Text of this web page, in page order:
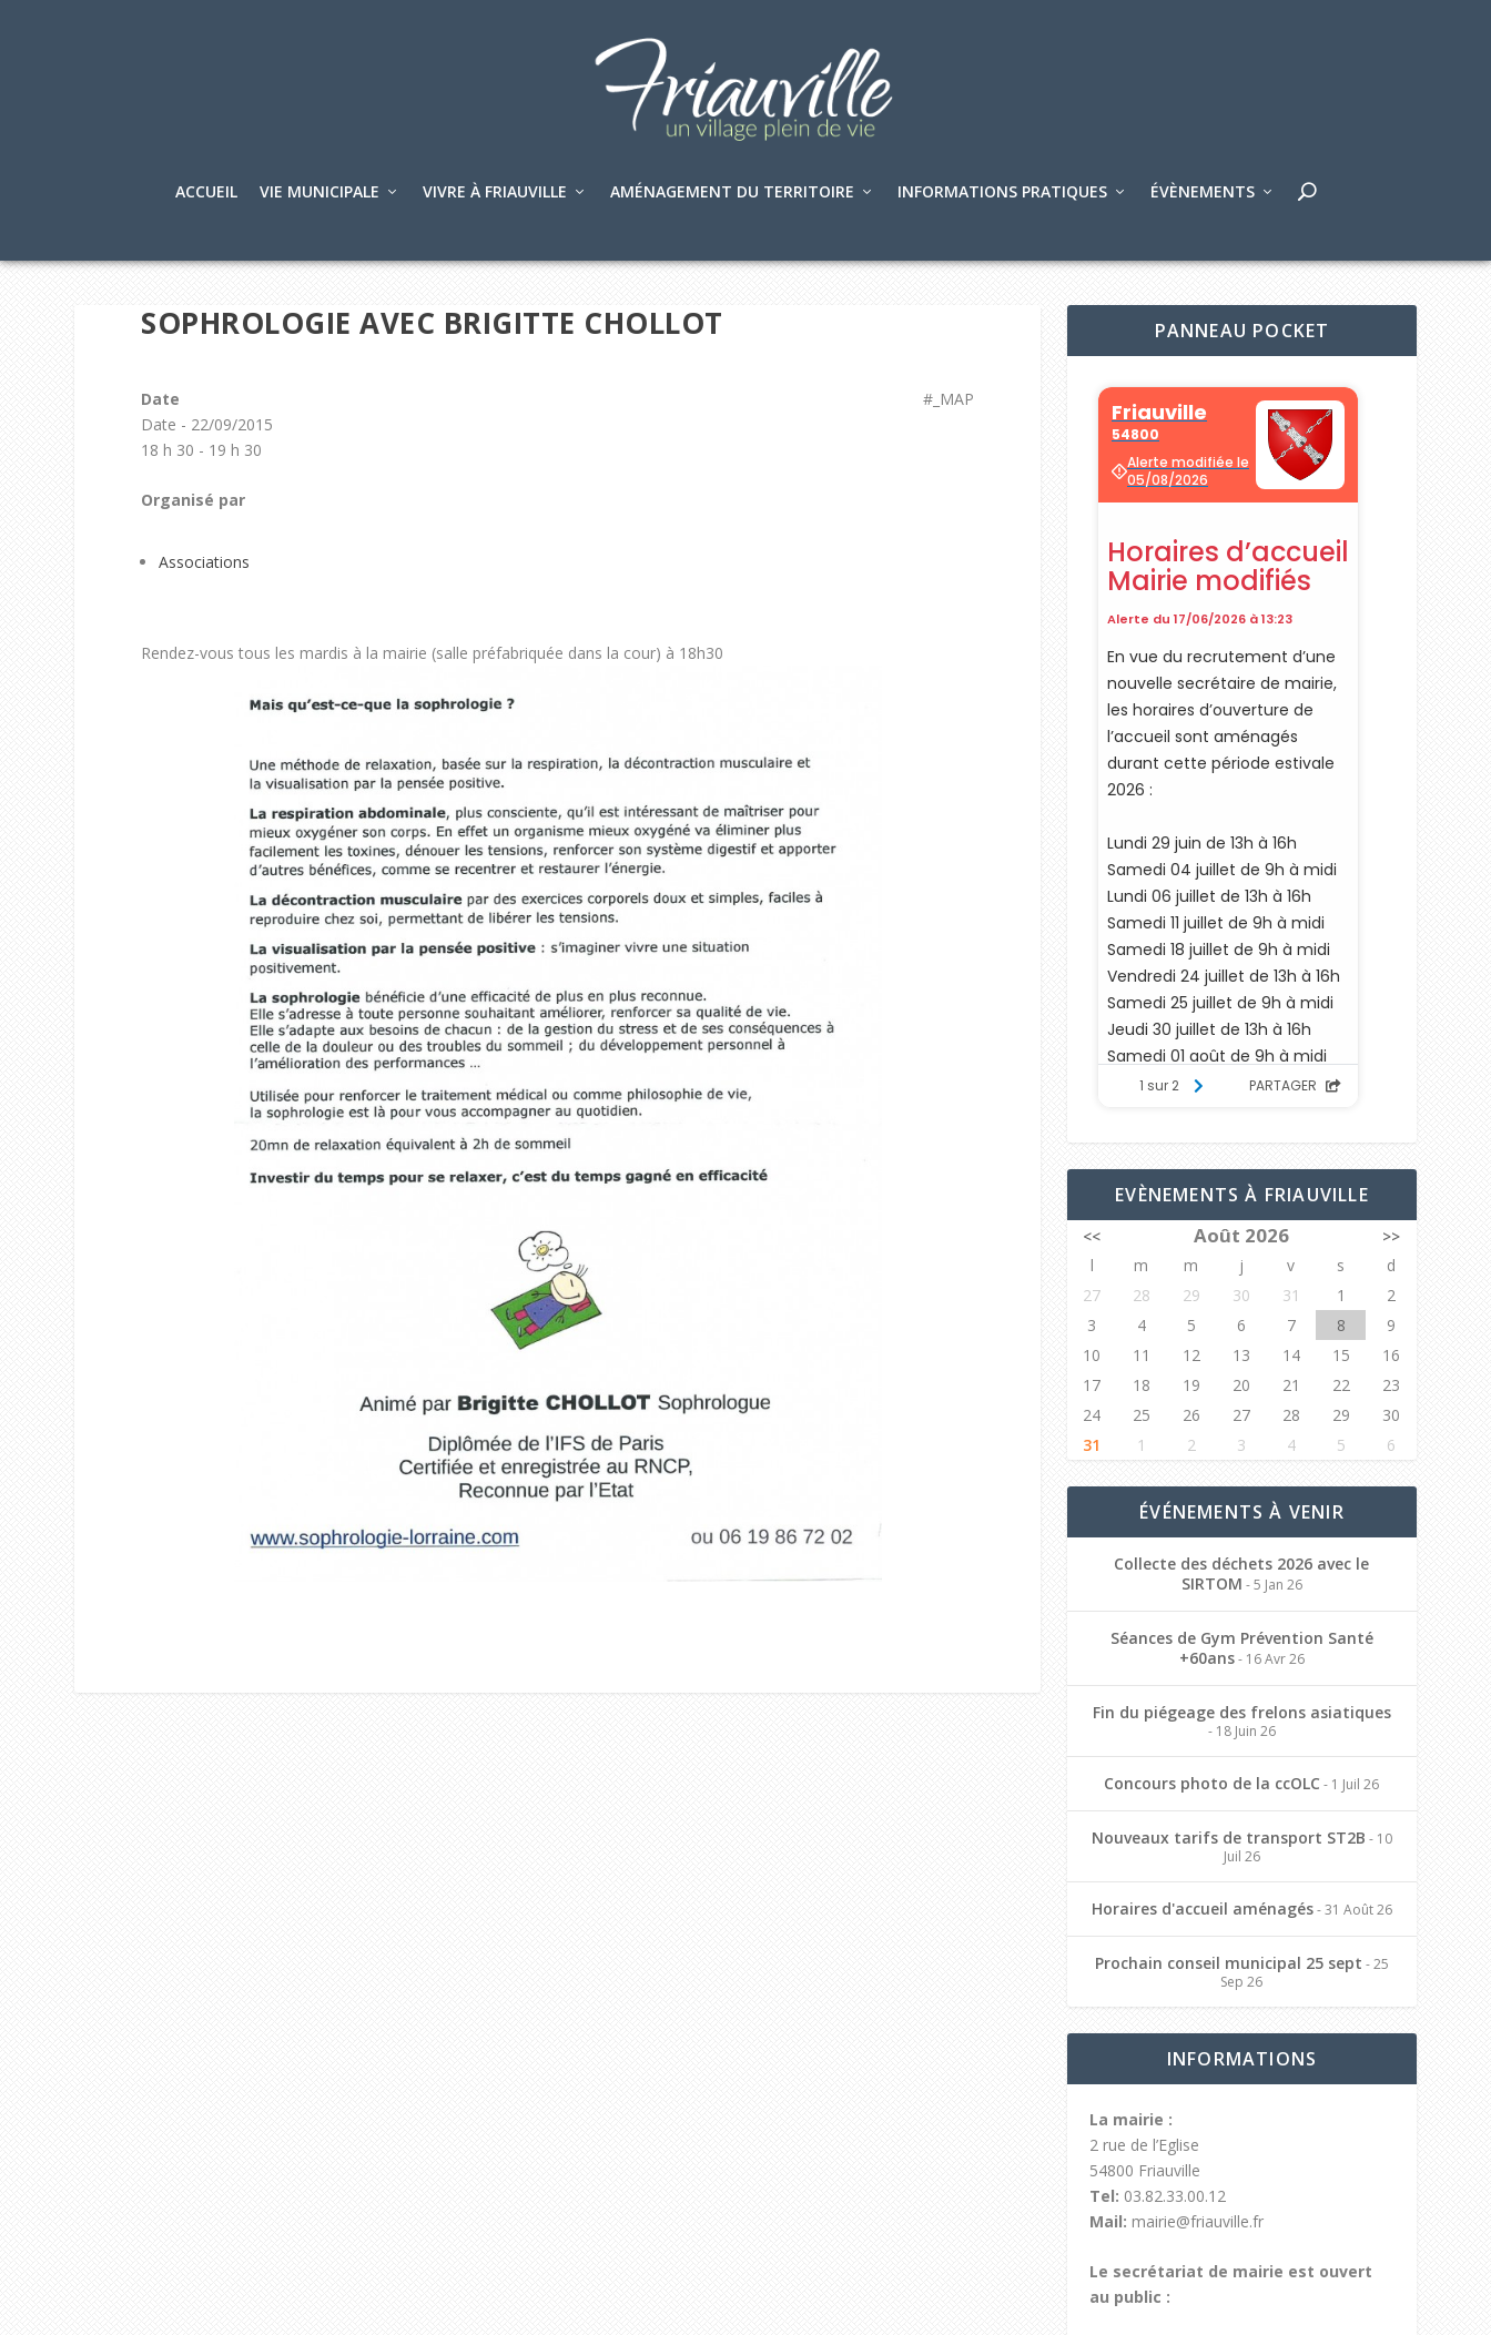
ACCUEIL VIE MUNICIPALE VIVRE À FRIAUVILLE AMÉNAGEMENT DU TERRITOIRE INFORMATIONS PRATIQUES ÉVÈNEMENTS
SOPHROLOGIE AVEC BRIGITTE CHOLLOT
#_MAP
Date
Date - 22/09/2015
18 h 30 - 19 h 30
Organisé par
Associations
Rendez-vous tous les mardis à la mairie (salle préfabriquée dans la cour) à 18h30
PANNEAU POCKET
EVÈNEMENTS À FRIAUVILLE
<< Août 2026
>>
l
m m j v s
d
27
28 29 30 31 1
2
3
4 5 6 7 8
9
10
11 12 13 14 15
16
17
18 19 20 21 22
23
24
25 26 27 28 29
30
31
1 2 3 4 5 6
ÉVÉNEMENTS À VENIR
Collecte des déchets 2026 avec le
SIRTOM - 5 Jan 26
Séances de Gym Prévention Santé
+60ans- 16 Avr 26
Fin du piégeage des frelons asiatiques
- 18 Juin 26
Concours photo de la ccOLC - 1 Juil 26
Nouveaux tarifs de transport ST2B - 10
Juil 26
Horaires d'accueil aménagés- 31 Août 26
Prochain conseil municipal 25 sept - 25
Sep 26
INFORMATIONS
La mairie :
2 rue de l’Eglise
54800 Friauville
Tel: 03.82.33.00.12
Mail: mairie@friauville.fr
Le secrétariat de mairie est ouvert
au public :